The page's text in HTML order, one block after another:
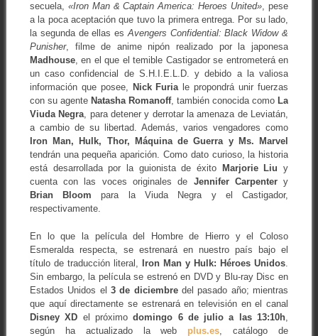
secuela, «Iron Man & Captain America: Heroes United», pese
a la poca aceptación que tuvo la primera entrega. Por su lado,
la segunda de ellas esAvengers Confidential: Black Widow &
Punisher, filme de anime nipón realizado por la japonesa
Madhouse, en el que el temible Castigador se entrometerá en
un caso confidencial de S.H.I.E.L.D. y debido a la valiosa
información que posee, Nick Furiale propondrá unir fuerzas
con su agente Natasha Romanoff, también conocida como La
Viuda Negra, para detener y derrotar la amenaza de Leviatán,
a cambio de su libertad. Además, varios vengadores como
Iron Man, Hulk, Thor, Máquina de Guerra y Ms. Marvel
tendrán una pequeña aparición. Como dato curioso, la historia
está desarrollada por la guionista de éxito
Marjorie Liu y
cuenta con las voces originales de Jennifer Carpentery
Brian Bloom para la Viuda Negra y el Castigador,
respectivamente.
En lo que la película del Hombre de Hierro y el Coloso
Esmeralda respecta, se estrenará en nuestro país bajo el
título de traducción literal,
Iron Man y Hulk: Héroes Unidos
Sin embargo, la película se estrenó en DVD y Blu-ray Disc en
Estados Unidos el 3 de diciembredel pasado año; mientras
que aquí directamente se estrenará en televisión en el canal
Disney XD el próximodomingo 6 de julio a las 13:10h
según ha actualizado la web plus.es , catálogo de